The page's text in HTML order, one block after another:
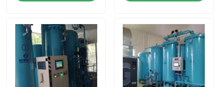
Επισκεψή εργοστασίου
Έλεγχος ποιότητας